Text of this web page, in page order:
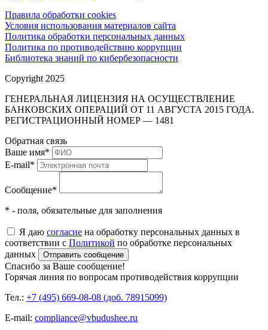
Правила обработки cookies
Условия использования материалов сайта
Политика обработки персональных данных
Политика по противодействию коррупции
Библиотека знаний по кибербезопасности
Copyright 2025
ГЕНЕРАЛЬНАЯ ЛИЦЕНЗИЯ НА ОСУЩЕСТВЛЕНИЕ
БАНКОВСКИХ ОПЕРАЦИЙ ОТ 11 АВГУСТА 2015 ГОДА.
РЕГИСТРАЦИОННЫЙ НОМЕР — 1481
Обратная связь
Ваше имя*
E-mail*
Сообщение*
* - поля, обязательные для заполнения
Я даю согласие на обработку персональных данных в
соответствии с Политикой по обработке персональных
данных
Отправить сообщение
Спасибо за Ваше сообщение!
Горячая линия по вопросам противодействия коррупции
Тел.: +7 (495) 669-08-08 (доб. 78915099)
E-mail: compliance@vbudushee.ru